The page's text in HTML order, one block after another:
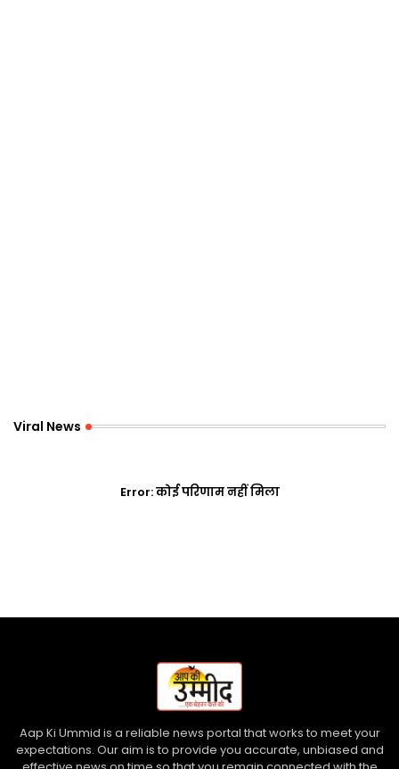
Viral News
Error:कोई परिणाम नहीं मिला
Aap Ki Ummid is a reliable news portal that works to meet your
expectations. Our aim is to provide you accurate, unbiased and